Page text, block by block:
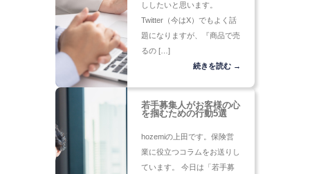
ししたいと思います。
Twitter（今はX）でもよく話
題になりますが、『商品で売
るの […]
続きを読む →
若手募集人がお客様の心
を掴むための行動5選
hozemiの上田です。保険営
業に役立つコラムをお送りし
ています。 今日は「若手募